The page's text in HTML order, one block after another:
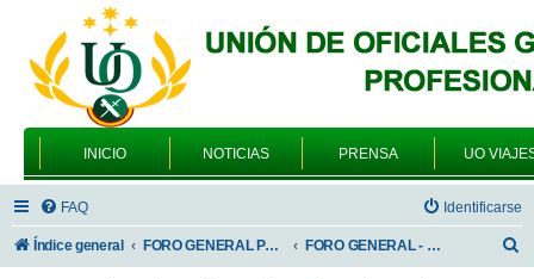
INICIO NOTICIAS PRENSA UO
FAQ Identificarse
Índice general FORO GENERAL PARA TODOS LOS USUARIOS FORO GENERAL - SONRIA, POR FAVOR